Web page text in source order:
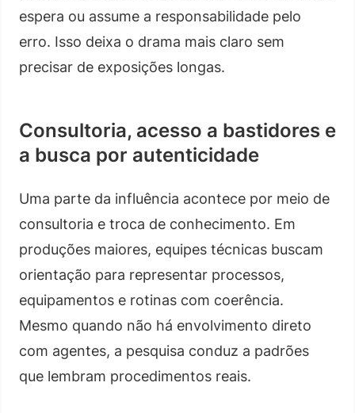
espera ou assume a responsabilidade pelo
erro. Isso deixa o drama mais claro sem
precisar de exposições longas.
Consultoria, acesso a bastidores e
a busca por autenticidade
Uma parte da influência acontece por meio de
consultoria e troca de conhecimento. Em
produções maiores, equipes técnicas buscam
orientação para representar processos,
equipamentos e rotinas com coerência.
Mesmo quando não há envolvimento direto
com agentes, a pesquisa conduz a padrões
que lembram procedimentos reais.